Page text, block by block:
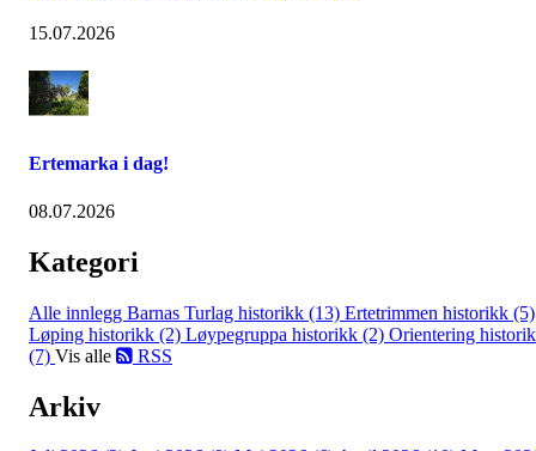
15.07.2026
Ertemarka i dag!
08.07.2026
Kategori
Alle innlegg Barnas Turlag historikk (13) Ertetrimmen historikk (5)
Løping historikk (2) Løypegruppa historikk (2) Orientering
(7) Vis alle RSS
Arkiv